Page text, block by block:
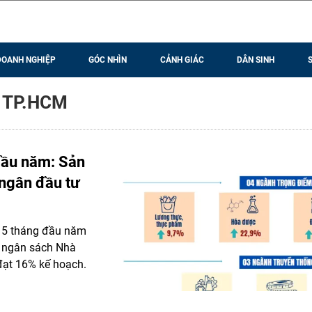
NGHIỆP GÓC NHÌN CẢNH GIÁC DÂN SINH
năm: Sản
đầu tư
5 tháng đầu năm
sách Nhà
16% kế hoạch.